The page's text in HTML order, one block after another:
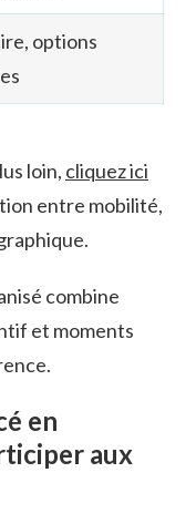
options
loin, cliquez ici
entre mobilité,
combine
et moments
en
aux